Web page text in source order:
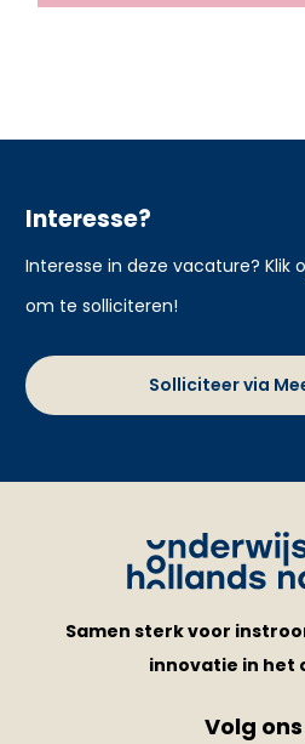
Interesse?
Interesse in deze vacature? Klik
om te solliciteren!
Solliciteer via
Samen sterk voor
innovatie in het
Volg